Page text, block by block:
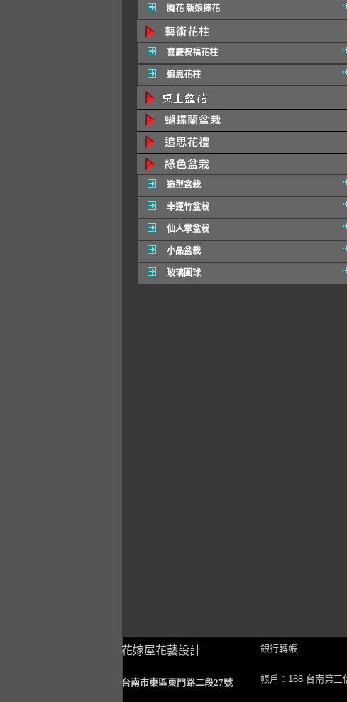
胸花 新娘捧花
喜慶祝福花柱
追思花柱
造型盆栽
幸運竹盆栽
仙人掌盆栽
小品盆栽
玻璃圓球
花嫁屋花藝設計
台南市東區東門路二段27號
銀行轉帳
帳戶：188 台南第三